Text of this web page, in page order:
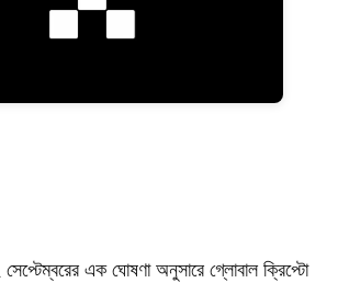
এক ঘোষণা অনুসারে গ্লোবাল ক্রিপ্টো